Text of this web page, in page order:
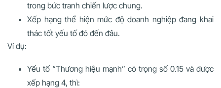
trong bức tranh chiến lược chung.
Xếp hạng thể hiện mức độ doanh nghiệp đang khai
thác tốt yếu tố đó đến đâu.
Ví dụ:
Yếu tố “Thương hiệu mạnh” có trọng số 0.15 và được
xếp hạng 4, thì: